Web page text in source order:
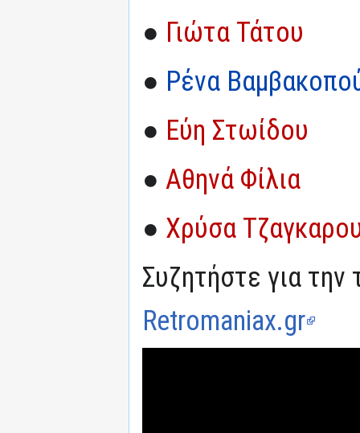
● Γιώτα Τάτου
● Ρένα
● Εύη Στωίδου
● Αθηνά Φίλια
● Χρύσα
Συζητήστε για την
Retromaniax.gr